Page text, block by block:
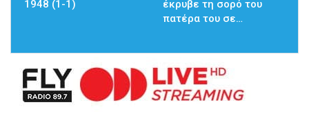
1948 (1-1)
έκρυβε τη σορό του
πατέρα του σε…